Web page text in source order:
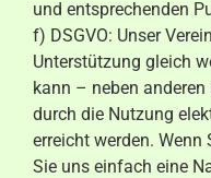
und entsprechenden
f) DSGVO: Unser
Unterstützung gleich
kann – neben
durch die Nutzung
erreicht werden.
Sie uns einfach eine